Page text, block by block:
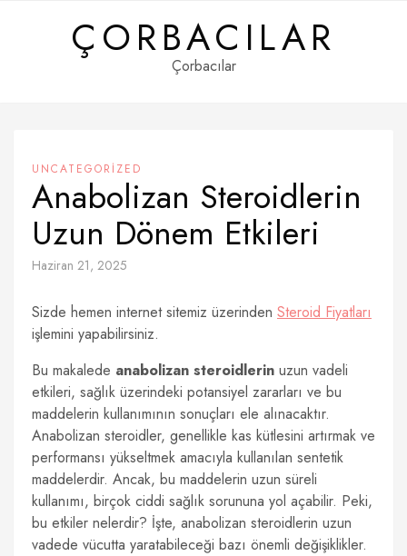
ÇORBACILAR
Çorbacılar
UNCATEGORIZED
Anabolizan Steroidlerin
Uzun Dönem Etkileri
Haziran 21, 2025
Sizde hemen internet sitemiz üzerinden Steroid Fiyatları
işlemini yapabilirsiniz.
Bu makalede anabolizan steroidlerin uzun vadeli
etkileri, sağlık üzerindeki potansiyel zararları ve bu
maddelerin kullanımının sonuçları ele alınacaktır.
Anabolizan steroidler, genellikle kas kütlesini artırmak ve
performansı yükseltmek amacıyla kullanılan sentetik
maddelerdir. Ancak, bu maddelerin uzun süreli
kullanımı, birçok ciddi sağlık sorununa yol açabilir. Peki,
bu etkiler nelerdir? İşte, anabolizan steroidlerin uzun
vadede vücutta yaratabileceği bazı önemli değişiklikler.